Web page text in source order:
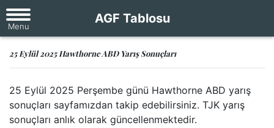
AGF Tablosu
25 Eylül 2025 Hawthorne ABD Yarış Sonuçları
25 Eylül 2025 Perşembe günü Hawthorne ABD yarış
sonuçları sayfamızdan takip edebilirsiniz. TJK yarış
sonuçları anlık olarak güncellenmektedir.